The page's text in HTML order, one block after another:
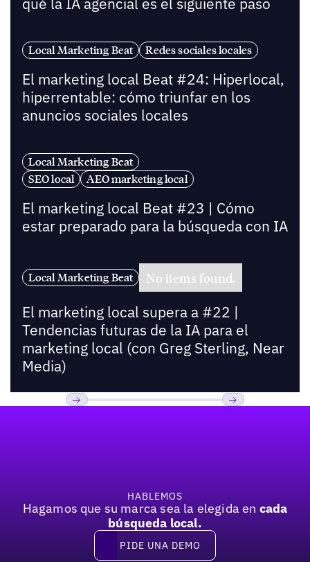
qué la IA agencial es el siguiente paso
Local Marketing Beat Redes sociales locales
El marketing local Beat #24: Hiperlocal,
hiperrentable: cómo triunfar en los
anuncios sociales locales
Local Marketing Beat
SEO local
AEO marketing local
El marketing local Beat #23 | Cómo
estar preparado para la búsqueda con IA
Local Marketing Beat No items found.
El marketing local supera a #22 |
Tendencias futuras de la IA para el
marketing local (con Greg Sterling, Near
Media)
HABLEMOS
Hagamos que su marca sea la elegida en cada
búsqueda local.
Pide una demo
PIDE UNA DEMO